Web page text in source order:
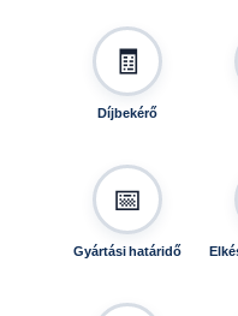
🧾
Díjbekérő
📅
Gyártási határidő